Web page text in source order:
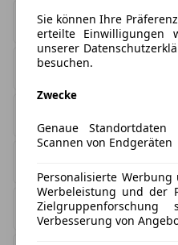
Höchste Leasingrate
Bester Leasingfaktor
Gebrauchtwagen
Sie können Ihre
erteilte Einwilligungen
unserer
besuchen.
Zwecke
Genaue
Scannen von Endgeräten
Personalisierte
Werbeleistung und der
Verbesserung von